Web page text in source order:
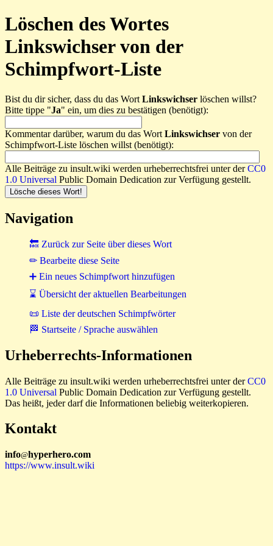
Löschen des Wortes
Linkswichser von der
Schimpfwort-Liste
Bist du dir sicher, dass du das Wort Linkswichser löschen willst?
Bitte tippe "Ja" ein, um dies zu bestätigen (benötigt):
Kommentar darüber, warum du das Wort Linkswichser von der
Schimpfwort-Liste löschen willst (benötigt):
Alle Beiträge zu insult.wiki werden urheberrechtsfrei unter derCC0
1.0 Universal Public Domain Dedication zur Verfügung gestellt.
Navigation
🔙 Zurück zur Seite über dieses Wort
✏ Bearbeite diese Seite
➕ Ein neues Schimpfwort hinzufügen
⌛ Übersicht der aktuellen Bearbeitungen
📜 Liste der deutschen Schimpfwörter
🏁 Startseite / Sprache auswählen
Urheberrechts-Informationen
Alle Beiträge zu insult.wiki werden urheberrechtsfrei unter derCC0
1.0 Universal Public Domain Dedication zur Verfügung gestellt.
Das heißt, jeder darf die Informationen beliebig weiterkopieren.
Kontakt
info@hyperhero.com
https://www.insult.wiki